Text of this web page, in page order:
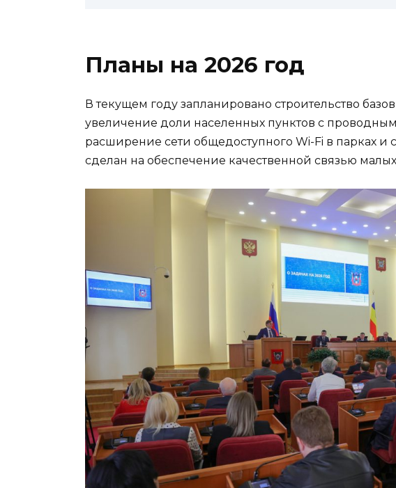
Планы на 2026 год
В текущем году запланировано строительство
увеличение доли населенных пунктов с проводным
расширение сети общедоступного Wi-Fi в парках и
сделан на обеспечение качественной связью